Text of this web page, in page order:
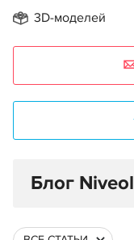
3D-моделей
Блог Niveol